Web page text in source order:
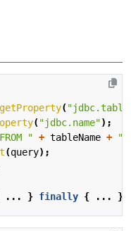
getProperty(
("jdbc.name");
" + tableName +
"
(query);
... } finally { ... }